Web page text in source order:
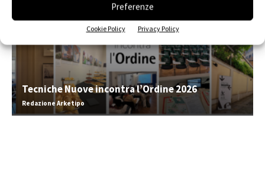
Preferenze
Cookie Policy Privacy Policy
Tecniche Nuove incontra l’Ordine 2026
Redazione Arketipo